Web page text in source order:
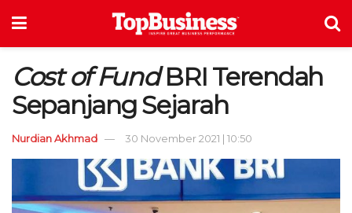
Cost of FundBRI Terendah
Sepanjang Sejarah
Nurdian Akhmad 30 November 2021 | 10:50